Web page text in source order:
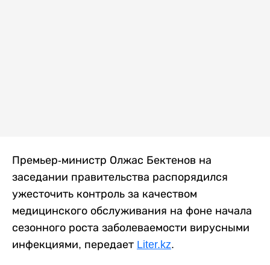
Премьер-министр Олжас Бектенов на
заседании правительства распорядился
ужесточить контроль за качеством
медицинского обслуживания на фоне начала
сезонного роста заболеваемости вирусными
инфекциями, передает Liter.kz.